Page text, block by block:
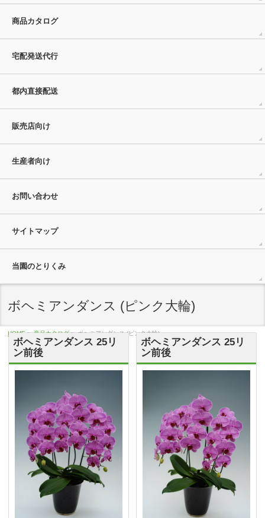
商品カタログ
宅配発送代行
都内直接配送
販売店向け
生産者向け
お問い合わせ
サイトマップ
当園のとりくみ
ボヘミアンダンス (ピンク大輪)
HOME» 商品カタログ» ボヘミアンダンス (ピンク大輪)
ボヘミアンダンス 25リ
ン前後
ボヘミアンダンス 25リ
ン前後